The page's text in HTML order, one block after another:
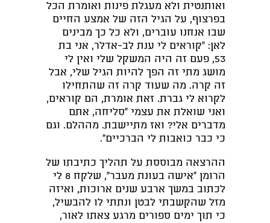
ואותנטית ולא מעגלת פינות ואומרת הכל
בפרצוף, על הגיל הזה של אמצע החיים
שבו אנחנו עוברים, ולא כל כך מבינים
לאן: "קוראים לי ענת לב-אדלר, אני בת
53, פעם זה היה המשקל שלי ואין לי
מושג מתי זה הפך להיות הגיל שלי, אבל
זה קרה. מה שעוד קרה זה שהתחילו
לקרוא לי גברת. זאת אומרת, הם קוראים,
ואני שואלת את עצמי "סליחה, אתם
מדברים אלי? ואז מתיישבת. מההלם. וגם
כי כבר כואבות לי הברכיים".
ההרצאה מבוססת על תהליך כתיבתו של
הרומן "אישה בעונת מעבר", שלקח 8 לי
לכתוב במשך ארבע שנים ארוכות, ואיזה
מזל שהקשבתי לבטן ונתתי לו להבשיל,
כי תוך ימים ספורים מרגע צאתו לאור,